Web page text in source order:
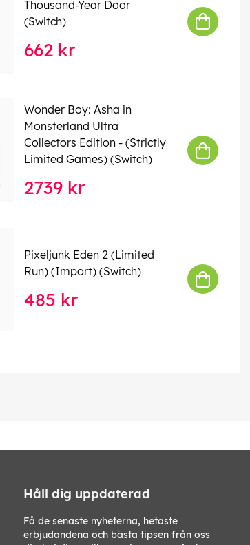
Thousand-Year Door
(Switch)
662 kr
Wonder Boy: Asha in
Monsterland Ultra
Collectors Edition - (Strictly
Limited Games) (Switch)
2739 kr
Pixeljunk Eden 2 (Limited
Run) (Import) (Switch)
485 kr
Håll dig uppdaterad
Få de senaste nyheterna, hetaste
erbjudandena och bästa tipsen från oss